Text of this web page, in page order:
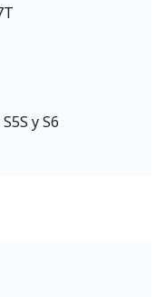
y S6